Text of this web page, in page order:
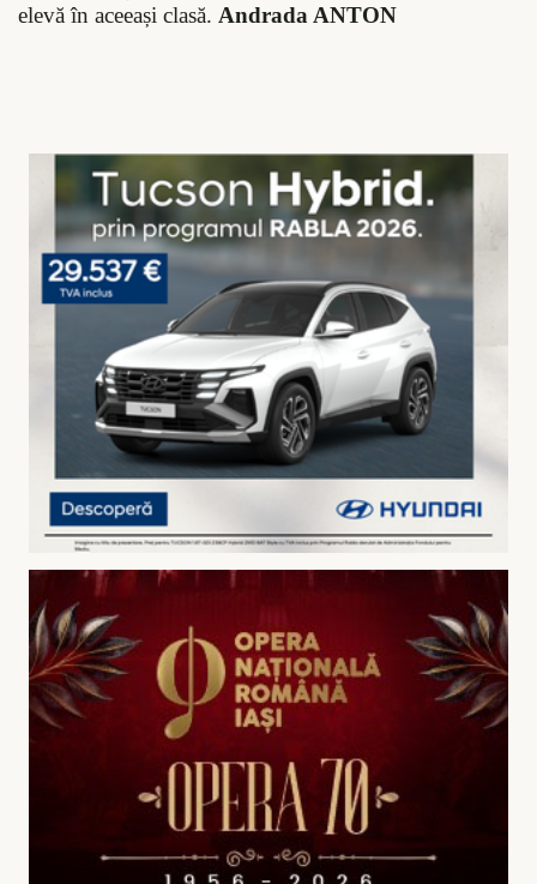
elevă în aceeași clasă. Andrada ANTON